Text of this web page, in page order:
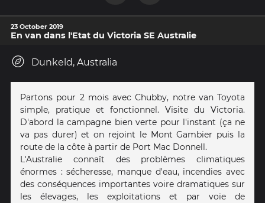
23 October 2019
En van dans l'Etat du Victoria SE Australie
Dunkeld, Australia
Partons pour 2 mois avec Chubby, notre van Toyota
simple, pratique et fonctionnel. Visite du Victoria.
D'abord la campagne bien verte pour l'instant (ça ne
va pas durer) et on rejoint le Mont Gambier puis la
route de la côte à partir de Port Mac Donnell.
L'Australie connaît des problèmes climatiques
énormes : sécheresse, manque d'eau, incendies avec
des conséquences importantes voire dramatiques sur
les élevages, les exploitations et par voie de